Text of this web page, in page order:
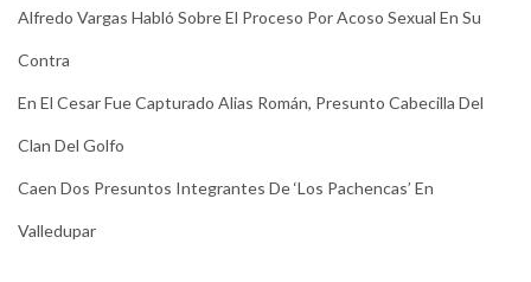
Alfredo Vargas Habló Sobre El Proceso Por Acoso Sexual En Su
Contra
En El Cesar Fue Capturado Alias Román, Presunto Cabecilla Del
Clan Del Golfo
Caen Dos Presuntos Integrantes De ‘Los Pachencas’ En
Valledupar